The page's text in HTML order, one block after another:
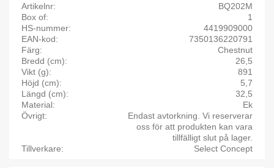
Artikelnr
BQ202M
Box of
1
HS-nummer
4419909000
EAN-kod
7350136220791
Färg
Chestnut
Bredd (cm)
26,5
Vikt (g)
891
Höjd (cm)
5,7
Längd (cm)
32,5
Material
Ek
Övrigt
Endast avtorkning. Vi reserverar
oss för att produkten kan vara
tillfälligt slut på lager.
Tillverkare
Select Concept